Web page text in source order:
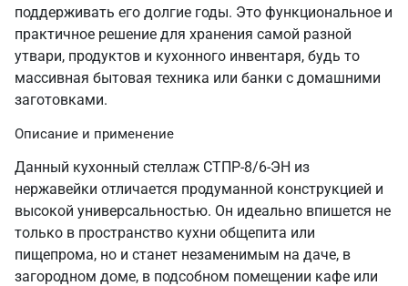
поддерживать его долгие годы. Это функциональное и
практичное решение для хранения самой разной
утвари, продуктов и кухонного инвентаря, будь то
массивная бытовая техника или банки с домашними
заготовками.
Описание и применение
Данный кухонный стеллаж СТПР-8/6-ЭН из
нержавейки отличается продуманной конструкцией и
высокой универсальностью. Он идеально впишется не
только в пространство кухни общепита или
пищепрома, но и станет незаменимым на даче, в
загородном доме, в подсобном помещении кафе или